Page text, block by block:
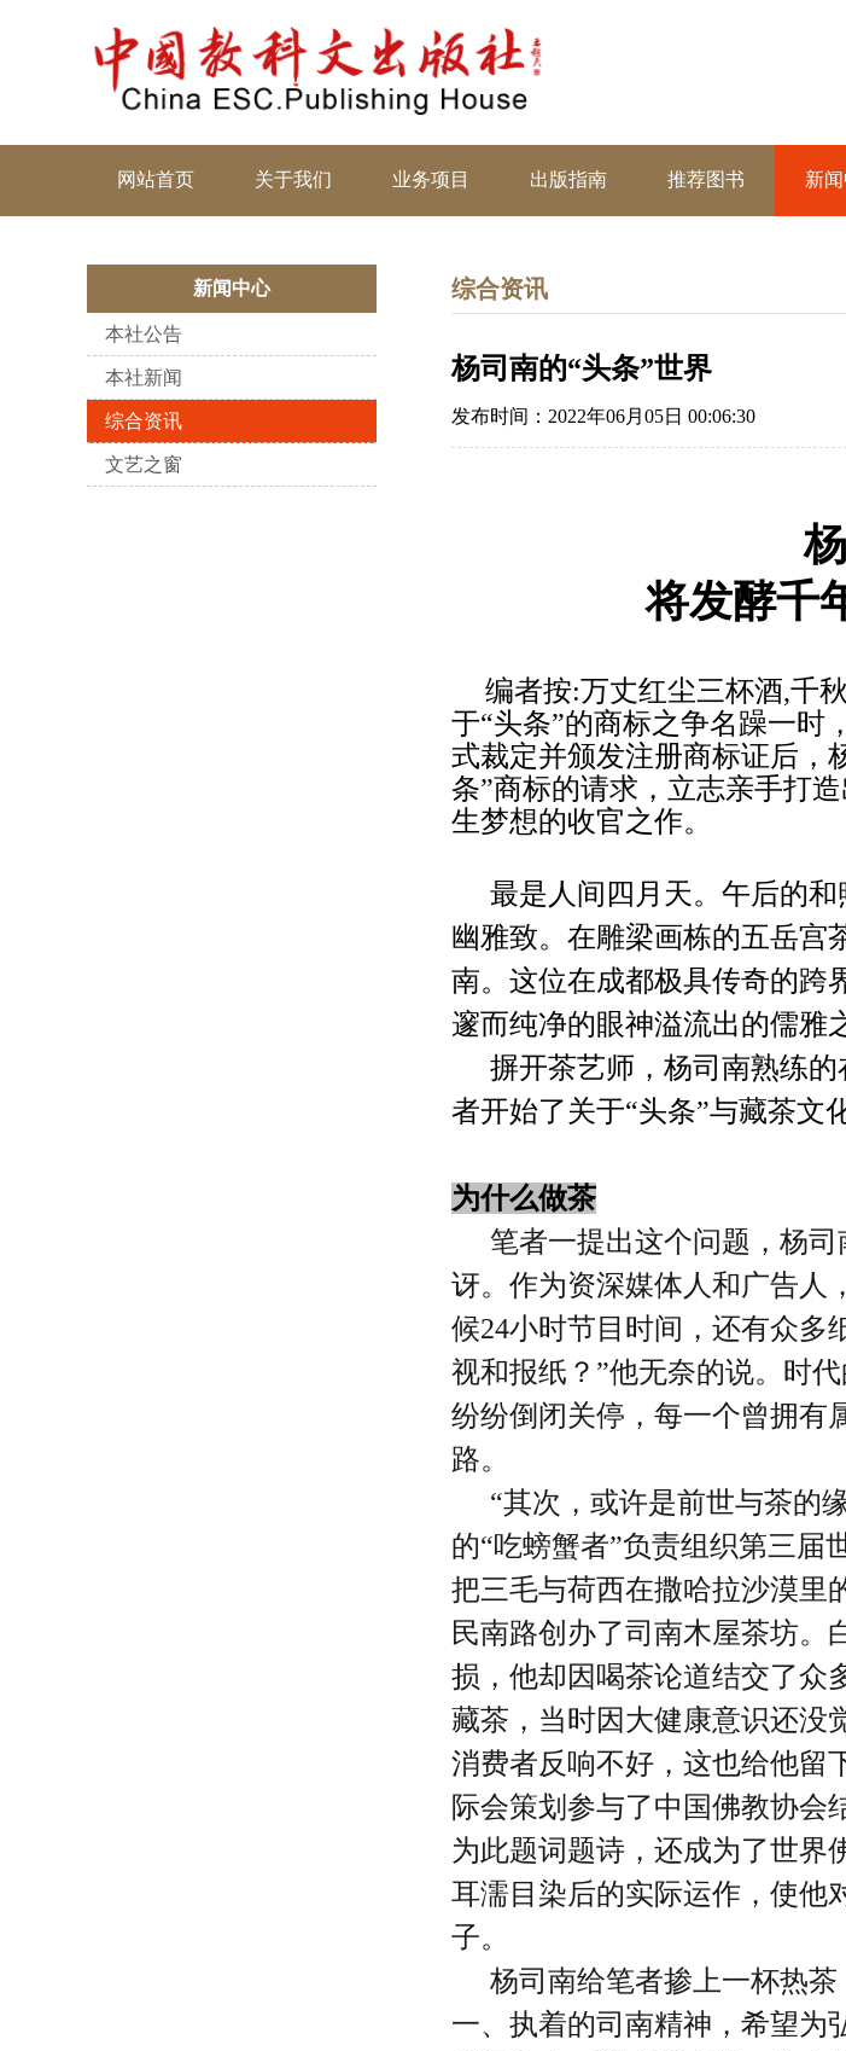
网站首页 关于我们 业务项目 出版指南 推荐图书 新
新闻中心
本社公告
本社新闻
综合资讯
文艺之窗
综合资讯
杨司南的“头条”世界
发布时间：2022年06月05日 00:06:30
将发酵千
编者按:万丈红尘三杯酒,千
于“头条”的商标之争名躁一时
式裁定并颁发注册商标证后，
条”商标的请求，立志亲手打
生梦想的收官之作。
最是人间四月天。午后的
幽雅致。在雕梁画栋的五岳宫
南。这位在成都极具传奇的跨
邃而纯净的眼神溢流出的儒雅
摒开茶艺师，杨司南熟练
者开始了关于“头条”与藏茶文
为什么做茶
笔者一提出这个问题，杨
讶。作为资深媒体人和广告人
候24小时节目时间，还有众多
视和报纸？”他无奈的说。时
纷纷倒闭关停，每一个曾拥有
路。
“其次，或许是前世与茶的
的“吃螃蟹者”负责组织第三届
把三毛与荷西在撒哈拉沙漠里
民南路创办了司南木屋茶坊。
损，他却因喝茶论道结交了众
藏茶，当时因大健康意识还没
消费者反响不好，这也给他留
际会策划参与了中国佛教协会
为此题词题诗，还成为了世界
耳濡目染后的实际运作，使他
子。
杨司南给笔者掺上一杯热
一、执着的司南精神，希望为